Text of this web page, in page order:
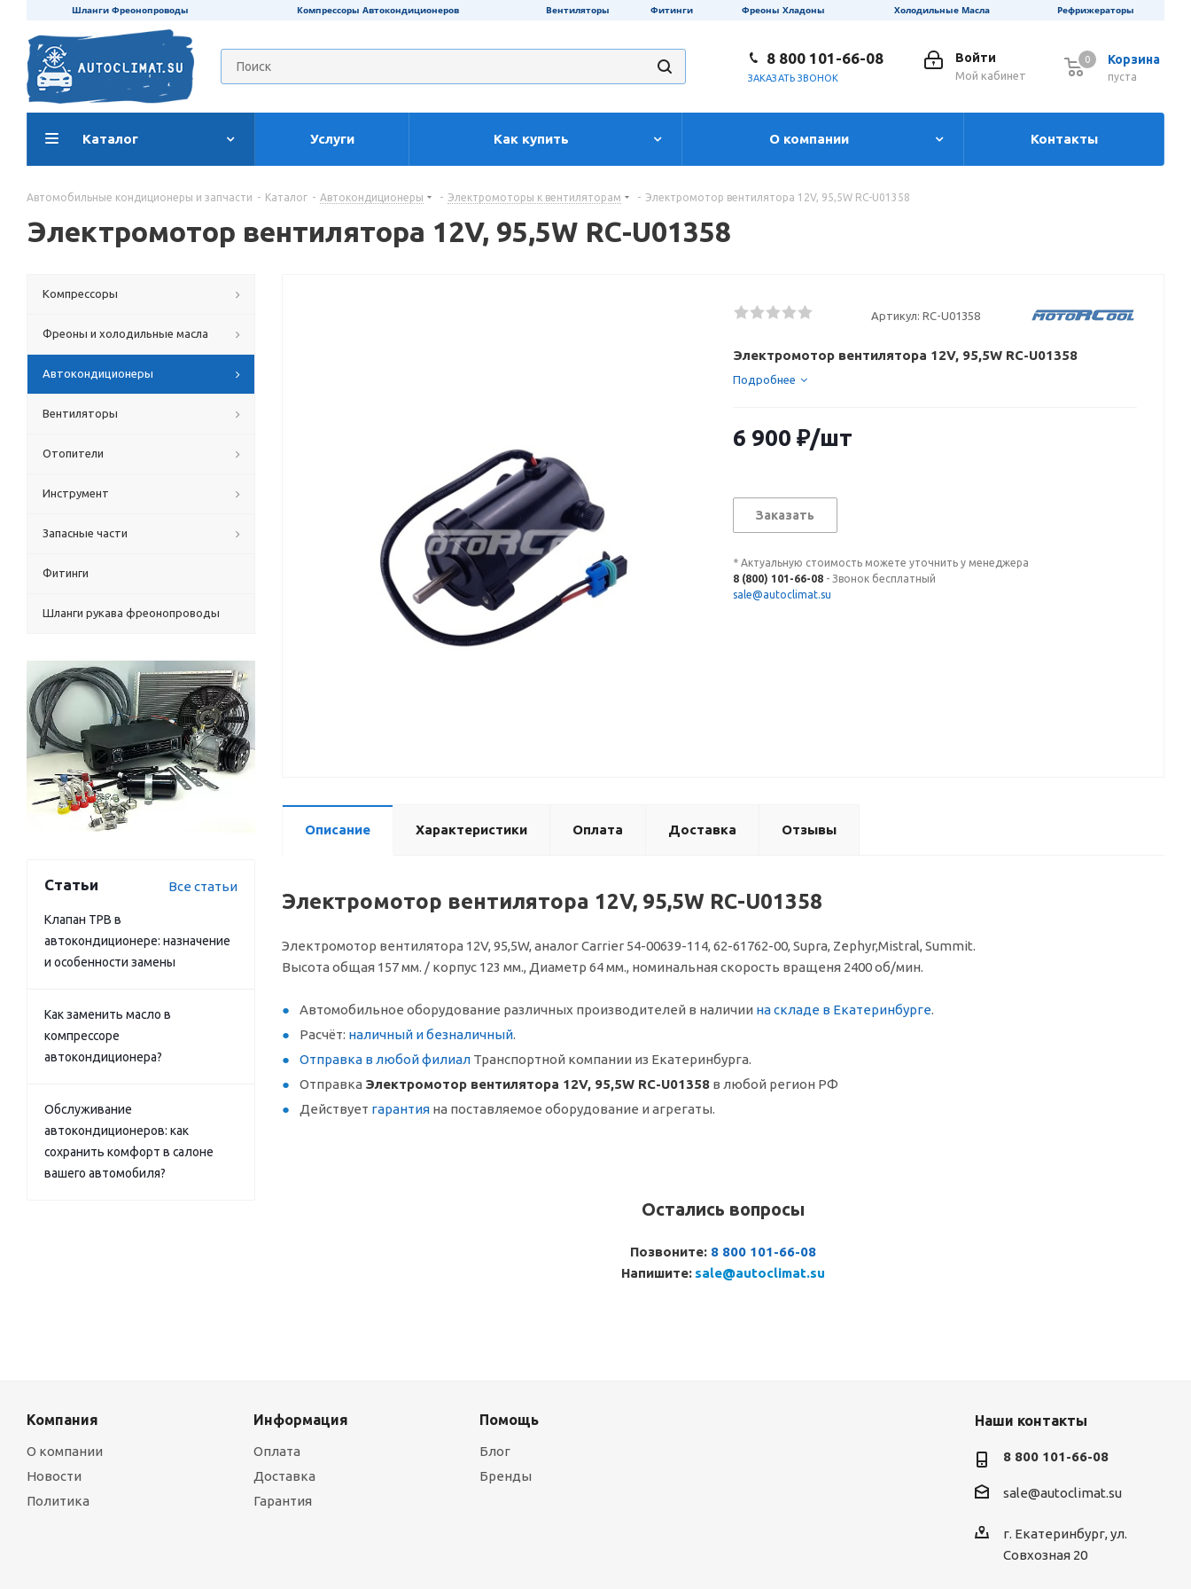
Шланги Фреонопроводы Компрессоры Автокондиционеров Вентиляторы Фитинги Фреоны Хладоны Холодильные Масла Рефрижераторы
Корзина
0
пуста
0
Войти
Мой кабинет
8 800 101-66-08
ЗАКАЗАТЬ ЗВОНОК
Каталог Услуги Как купить О компании Контакты
Автомобильные кондиционеры и запчасти - Каталог - Автокондиционеры - Электромоторы к вентиляторам - Электромотор вентилятора 12V, 95,5W RC-U01358
Электромотор вентилятора 12V, 95,5W RC-U01358
Артикул: RC-U01358
Электромотор вентилятора 12V, 95,5W RC-U01358
Подробнее
6 900 ₽/шт
Заказать
* Актуальную стоимость можете уточнить у менеджера
8 (800) 101-66-08 - Звонок бесплатный
sale@autoclimat.su
Описание Характеристики Оплата Доставка Отзывы
Электромотор вентилятора 12V, 95,5W RC-U01358
Электромотор вентилятора 12V, 95,5W, аналог Carrier 54-00639-114, 62-61762-00, Supra, Zephyr,Mistral, Summit.
Высота общая 157 мм. / корпус 123 мм., Диаметр 64 мм., номинальная скорость вращеня 2400 об/мин.
Автомобильное оборудование различных производителей в наличии на складе в Екатеринбурге.
Расчёт: наличный и безналичный.
Отправка в любой филиал Транспортной компании из Екатеринбурга.
Отправка Электромотор вентилятора 12V, 95,5W RC-U01358 в любой регион РФ
Действует гарантия на поставляемое оборудование и агрегаты.
Остались вопросы
Позвоните: 8 800 101-66-08
Напишите: sale@autoclimat.su
Компрессоры
Фреоны и холодильные масла
Автокондиционеры
Вентиляторы
Отопители
Инструмент
Запасные части
Фитинги
Шланги рукава фреонопроводы
Статьи Все статьи
Клапан ТРВ в
автокондиционере: назначение
и особенности замены
Как заменить масло в
компрессоре
автокондиционера?
Обслуживание
автокондиционеров: как
сохранить комфорт в салоне
вашего автомобиля?
Компания
О компании
Новости
Политика
Информация
Оплата
Доставка
Гарантия
Помощь
Блог
Бренды
Наши контакты
8 800 101-66-08
sale@autoclimat.su
г. Екатеринбург, ул.
Совхозная 20